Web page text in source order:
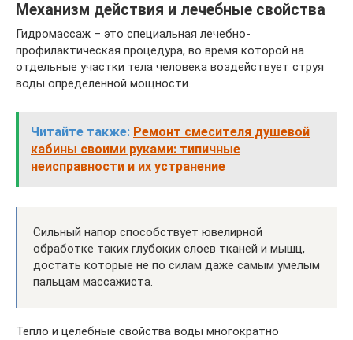
Механизм действия и лечебные свойства
Гидромассаж – это специальная лечебно-
профилактическая процедура, во время которой на
отдельные участки тела человека воздействует струя
воды определенной мощности.
Читайте также: Ремонт смесителя душевой
кабины своими руками: типичные
неисправности и их устранение
Сильный напор способствует ювелирной
обработке таких глубоких слоев тканей и мышц,
достать которые не по силам даже самым умелым
пальцам массажиста.
Тепло и целебные свойства воды многократно